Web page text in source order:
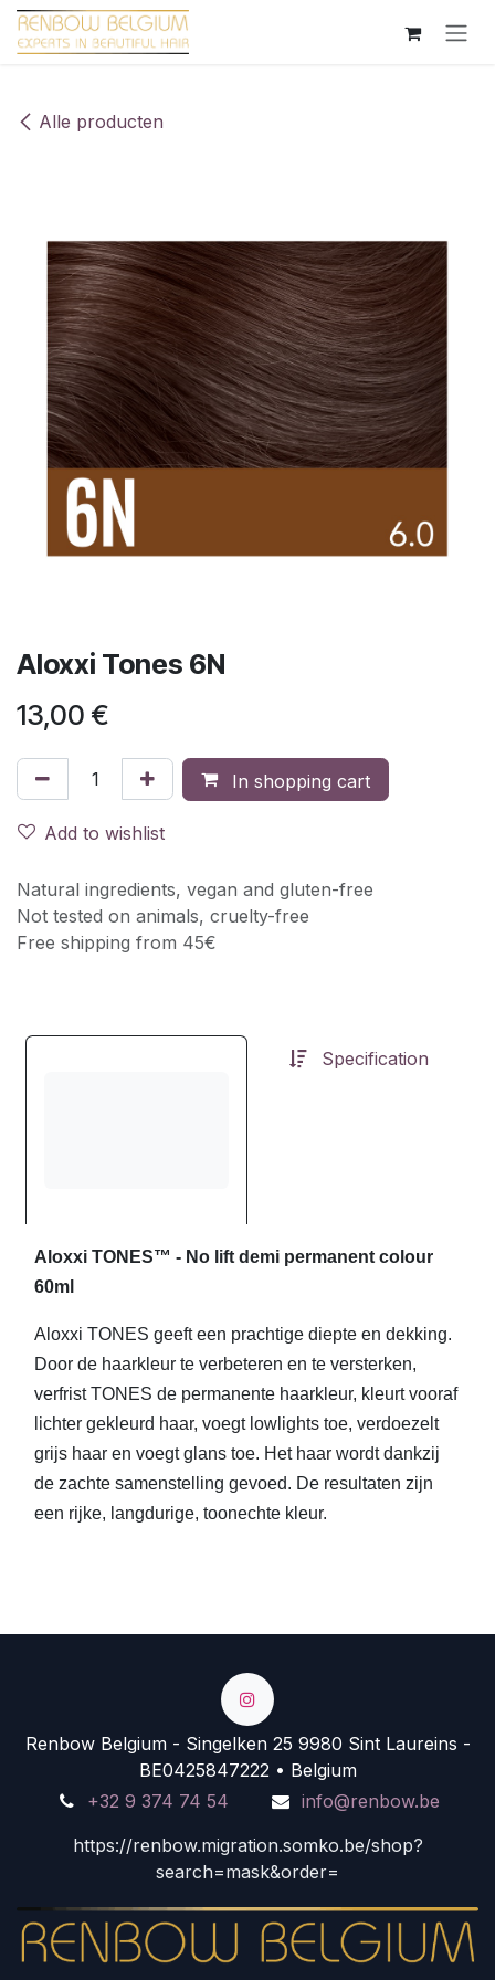
Overslaan naar inhoud
Alle producten
Aloxxi Tones 6N
13,00 €
In shopping cart
Add to wishlist
Natural ingredients, vegan and gluten-free
Not tested on animals, cruelty-free
Free shipping from 45€
Specification
Aloxxi TONES™ - No lift demi permanent colour
60ml
Aloxxi TONES geeft een prachtige diepte en dekking.
Door de haarkleur te verbeteren en te versterken,
verfrist TONES de permanente haarkleur, kleurt vooraf
lichter gekleurd haar, voegt lowlights toe, verdoezelt
grijs haar en voegt glans toe. Het haar wordt dankzij
de zachte samenstelling gevoed. De resultaten zijn
een rijke, langdurige, toonechte kleur.
Renbow Belgium - Singelken 25 9980 Sint Laureins -
BE0425847222 • Belgium
+32 9 374 74 54
info@renbow.be
https://renbow.migration.somko.be/shop?
search=mask&order=